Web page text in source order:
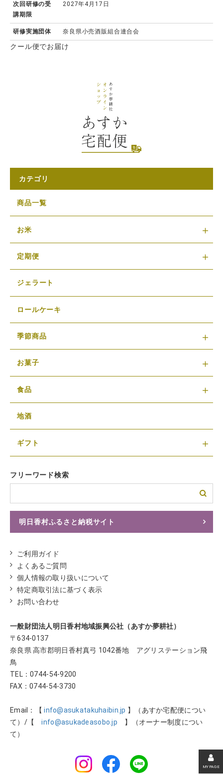
次回研修の受
講期限
2027年4月17日
研修実施団体 奈良県小売酒販組合連合会
クール便でお届け
カテゴリ
商品一覧
お米
定期便
ジェラート
ロールケーキ
季節商品
お菓子
食品
地酒
ギフト
フリーワード検索
明日香村ふるさと納税サイト
ご利用ガイド
よくあるご質問
個人情報の取り扱いについて
特定商取引法に基づく表示
お問い合わせ
一般財団法人明日香村地域振興公社（あすか夢耕社）
〒634-0137
奈良県 高市郡明日香村真弓 1042番地 アグリステーション飛
鳥
TEL：0744-54-9200
FAX：0744-54-3730
Email：【info@asukatakuhaibin.jp 】（あすか宅配便につい
て）/【info@asukadeasobo.jp 】（オーナー制度につい
て）